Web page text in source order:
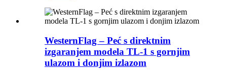
WesternFlag – Peć s direktnim
izgaranjem modela TL-1 s gornjim
ulazom i donjim izlazom